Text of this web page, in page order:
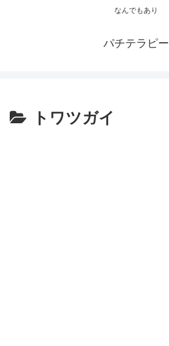
なんでもあり
パチテラピー
トワツガイ